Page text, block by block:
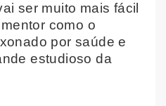
ser muito mais fácil
como o
por saúde e
estudioso da